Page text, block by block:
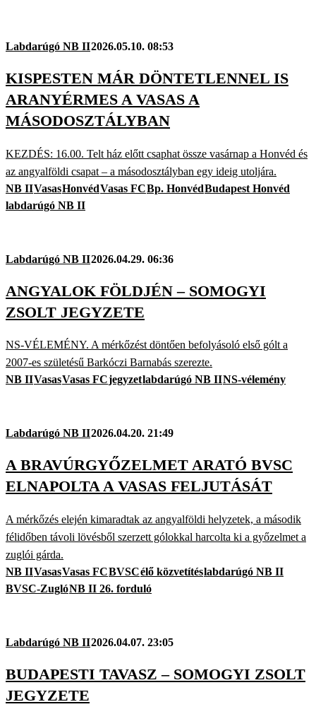
Labdarúgó NB II2026.05.10. 08:53
KISPESTEN MÁR DÖNTETLENNEL IS
ARANYÉRMES A VASAS A
MÁSODOSZTÁLYBAN
KEZDÉS: 16.00. Telt ház előtt csaphat össze vasárnap a Honvéd és
az angyalföldi csapat – a másodosztályban egy ideig utoljára.
NB IIVasasHonvédVasas FCBp. HonvédBudapest Honvéd
labdarúgó NB II
Labdarúgó NB II2026.04.29. 06:36
ANGYALOK FÖLDJÉN – SOMOGYI
ZSOLT JEGYZETE
NS-VÉLEMÉNY. A mérkőzést döntően befolyásoló első gólt a
2007-es születésű Barkóczi Barnabás szerezte.
NB IIVasasVasas FCjegyzetlabdarúgó NB IINS-vélemény
Labdarúgó NB II2026.04.20. 21:49
A BRAVÚRGYŐZELMET ARATÓ BVSC
ELNAPOLTA A VASAS FELJUTÁSÁT
A mérkőzés elején kimaradtak az angyalföldi helyzetek, a második
félidőben távoli lövésből szerzett gólokkal harcolta ki a győzelmet a
zuglói gárda.
NB IIVasasVasas FCBVSCélő közvetítéslabdarúgó NB II
BVSC-ZuglóNB II 26. forduló
Labdarúgó NB II2026.04.07. 23:05
BUDAPESTI TAVASZ – SOMOGYI ZSOLT
JEGYZETE